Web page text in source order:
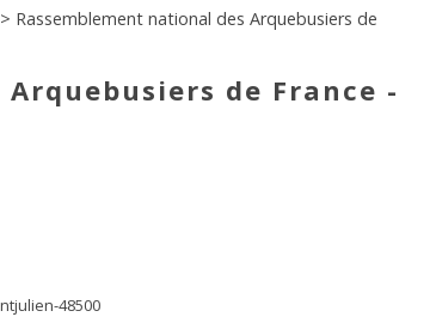
Rassemblement national des Arquebusiers de
de France -
48500